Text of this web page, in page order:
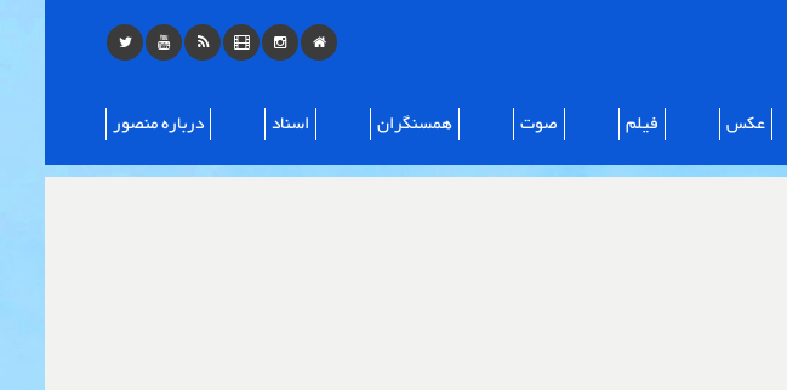
عکس فیلم صوت همسنگران اسناد درباره منصور